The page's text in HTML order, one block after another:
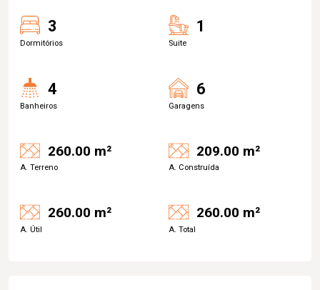
3
Dormitórios
1
Suite
4
Banheiros
6
Garagens
260.00 m²
A. Terreno
209.00 m²
A. Construída
260.00 m²
A. Útil
260.00 m²
A. Total